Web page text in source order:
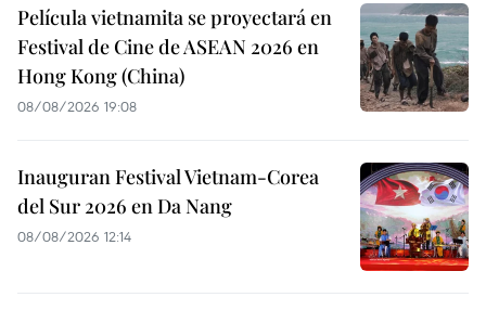
Película vietnamita se proyectará en
Festival de Cine de ASEAN 2026 en
Hong Kong (China)
08/08/2026 19:08
Inauguran Festival Vietnam-Corea
del Sur 2026 en Da Nang
08/08/2026 12:14